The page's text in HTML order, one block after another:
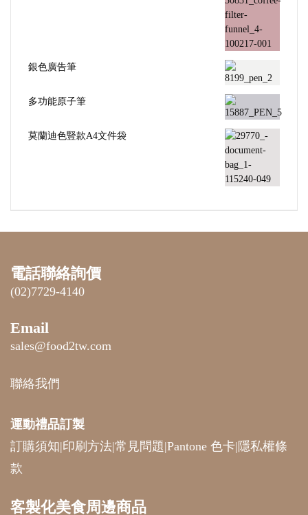
銀色廣告筆
多功能原子筆
莫蘭迪色豎款A4文件袋
電話聯絡詢價
(02)7729-4140
Email
sales@food2tw.com
聯絡我們
運動禮品訂製
訂購須知|印刷方法|常見問題|Pantone 色卡| 隱私權條
款
客製化美食周邊商品